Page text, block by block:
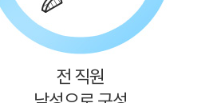
전 직원